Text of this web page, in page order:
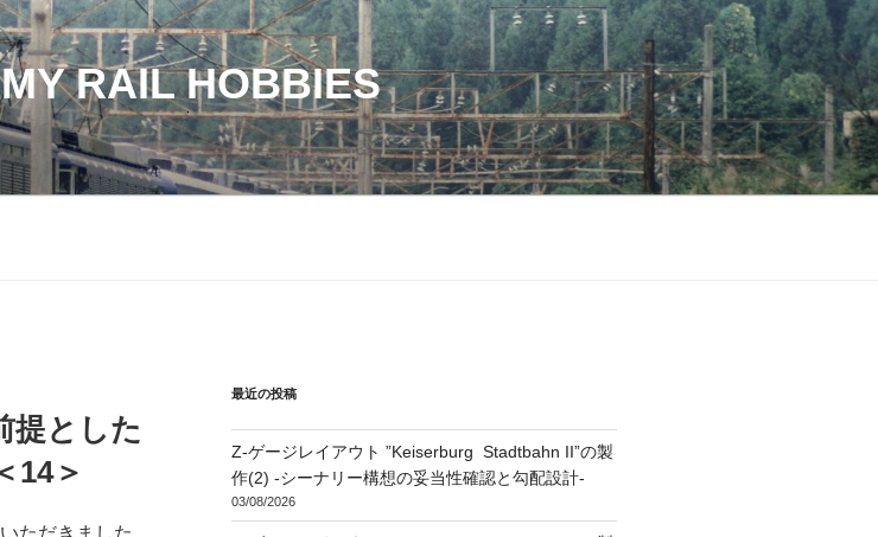
RAIL HOBBIES
提とした
14＞
最近の投稿
Z-ゲージレイアウト ”Keiserburg Stadtbahn II”の製
作(2) -シーナリー構想の妥当性確認と勾配設計-
03/08/2026